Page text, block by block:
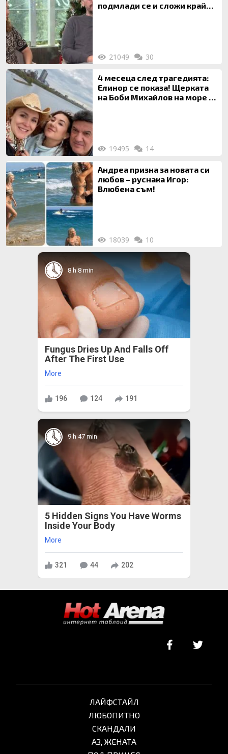
подмлади се и сложи край
21049 30
4 месеца след трагедията:
Елинор се показа! Щерката
на Боби Михайлов на море с
19495 14
Андреа призна за новата си
любов – руснака Игор:
Влюбена съм!
18039 10
8 h 8 min
Fungus Dries Up And Falls Off
After The First Use
More
196 124 191
9 h 47 min
5 Hidden Signs You Have Worms
Inside Your Body
More
321 44 202
ЛАЙФСТАЙЛ
ЛЮБОПИТНО
СКАНДАЛИ
АЗ, ЖЕНАТА